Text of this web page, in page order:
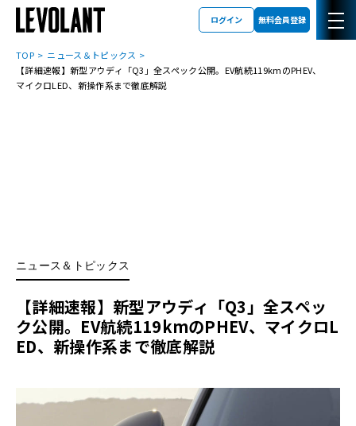
ログイン 無料会員登録
TOP
ニュース＆トピックス
【詳細速報】新型アウディ「Q3」全スペック公開。EV航続119kmのPHEV、
マイクロLED、新操作系まで徹底解説
ニュース＆トピックス
【詳細速報】新型アウディ「Q3」全スペッ
ク公開。EV航続119kmのPHEV、マイクロL
ED、新操作系まで徹底解説